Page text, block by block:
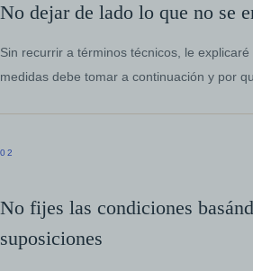
No dejar de lado lo que no se
Sin recurrir a términos técnicos, le
medidas debe tomar a continuación y por
02
No fijes las condiciones
suposiciones